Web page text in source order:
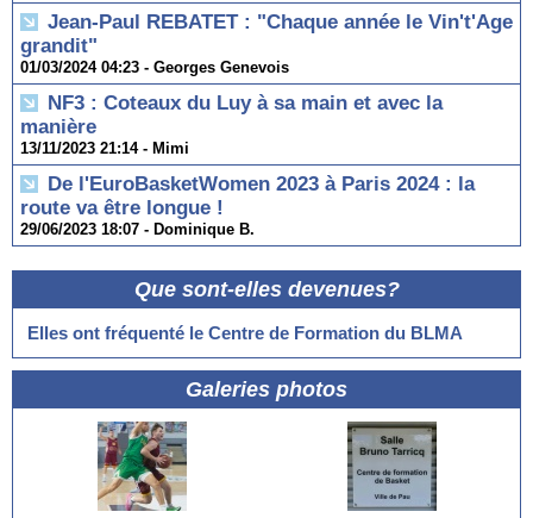
Jean-Paul REBATET : "Chaque année le Vin't'Age
grandit"
01/03/2024 04:23 - Georges Genevois
NF3 : Coteaux du Luy à sa main et avec la
manière
13/11/2023 21:14 - Mimi
De l'EuroBasketWomen 2023 à Paris 2024 : la
route va être longue !
29/06/2023 18:07 - Dominique B.
Que sont-elles devenues?
Elles ont fréquenté le Centre de Formation du BLMA
Galeries photos